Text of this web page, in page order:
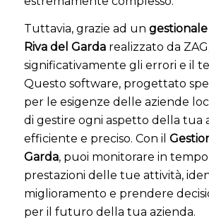
Tuttavia, grazie ad un
Riva del Gardarealizzato da
significativamente gli errori e il
Questo software, progettato
per le esigenze delle aziende
di gestire ogni aspetto della tua
efficiente e preciso. Con il
Garda, puoi monitorare in
prestazioni delle tue attività,
miglioramento e prendere
per il futuro della tua azienda.